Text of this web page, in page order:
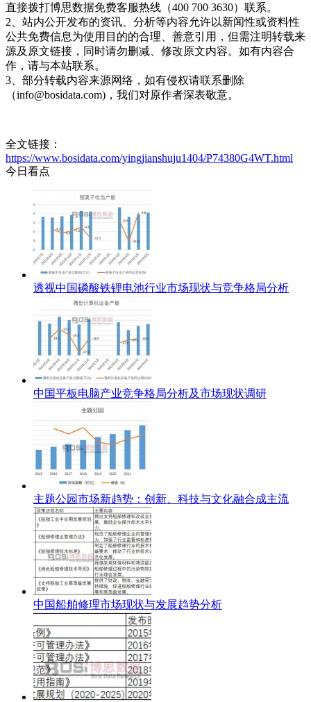
直接拨打博思数据免费客服热线（400 700 3630）联系。
2、站内公开发布的资讯、分析等内容允许以新闻性或资料性
公共免费信息为使用目的的合理、善意引用，但需注明转载来
源及原文链接，同时请勿删减、修改原文内容。如有内容合
作，请与本站联系。
3、部分转载内容来源网络，如有侵权请联系删除
（info@bosidata.com)，我们对原作者深表敬意。
全文链接：
https://www.bosidata.com/yingjianshuju1404/P74380G4WT.html
今日看点
透视中国磷酸铁锂电池行业市场现状与竞争格局分析
中国平板电脑产业竞争格局分析及市场现状调研
主题公园市场新趋势：创新、科技与文化融合成主流
中国船舶修理市场现状与发展趋势分析